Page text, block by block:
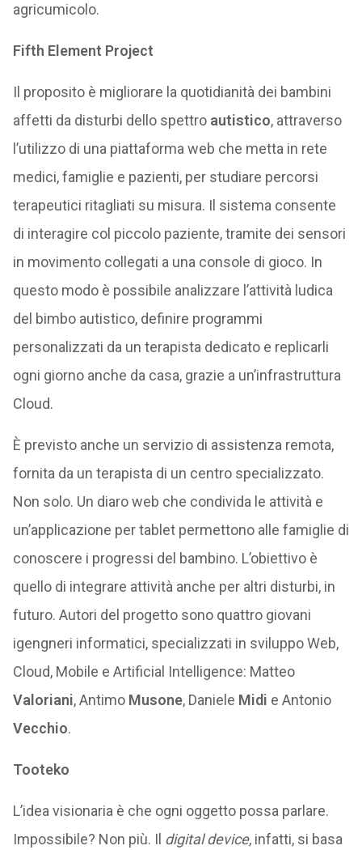
agricumicolo.
Fifth Element Project
Il proposito è migliorare la quotidianità dei bambini
affetti da disturbi dello spettro autistico, attraverso
l’utilizzo di una piattaforma web che metta in rete
medici, famiglie e pazienti, per studiare percorsi
terapeutici ritagliati su misura. Il sistema consente
di interagire col piccolo paziente, tramite dei sensori
in movimento collegati a una console di gioco. In
questo modo è possibile analizzare l’attività ludica
del bimbo autistico, definire programmi
personalizzati da un terapista dedicato e replicarli
ogni giorno anche da casa, grazie a un’infrastruttura
Cloud.
È previsto anche un servizio di assistenza remota,
fornita da un terapista di un centro specializzato.
Non solo. Un diaro web che condivida le attività e
un’applicazione per tablet permettono alle famiglie di
conoscere i progressi del bambino. L’obiettivo è
quello di integrare attività anche per altri disturbi, in
futuro. Autori del progetto sono quattro giovani
igengneri informatici, specializzati in sviluppo Web,
Cloud, Mobile e Artificial Intelligence: Matteo
Valoriani, Antimo Musone, Daniele Midi e Antonio
Vecchio.
Tooteko
L’idea visionaria è che ogni oggetto possa parlare.
Impossibile? Non più. Il digital device, infatti, si basa